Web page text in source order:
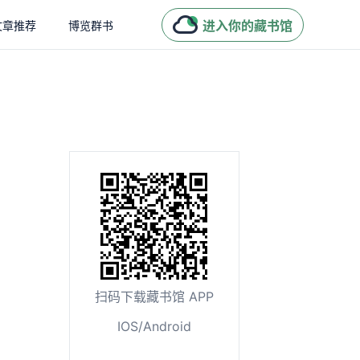
章推荐 博览群书 进入你的藏书馆
扫码下载藏书馆 APP
IOS/Android